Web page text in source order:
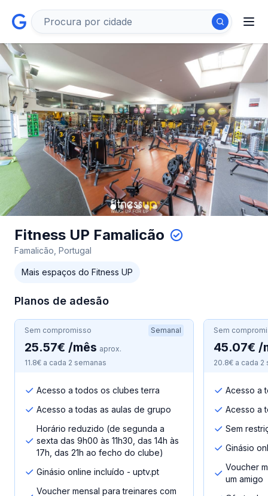
Fitness UP Famalicão
Famalicão, Portugal
Mais espaços do Fitness UP
Planos de adesão
Sem compromisso Semanal
25.57€ /mês aprox.
11.8€ a cada 2 semanas
Acesso a todos os clubes terra
Acesso a todas as aulas de grupo
Horário reduzido (de segunda a
sexta das 9h00 às 11h30, das 14h às
17h, das 21h ao fecho do clube)
Ginásio online incluído - uptv.pt
Voucher mensal para treinares com
Sem
45.07€ /
20.8€ a cada 2
Acesso a
Acesso a
Sem
Ginásio
Voucher
um amigo